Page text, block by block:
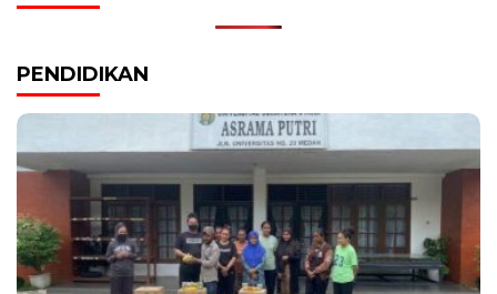
PENDIDIKAN